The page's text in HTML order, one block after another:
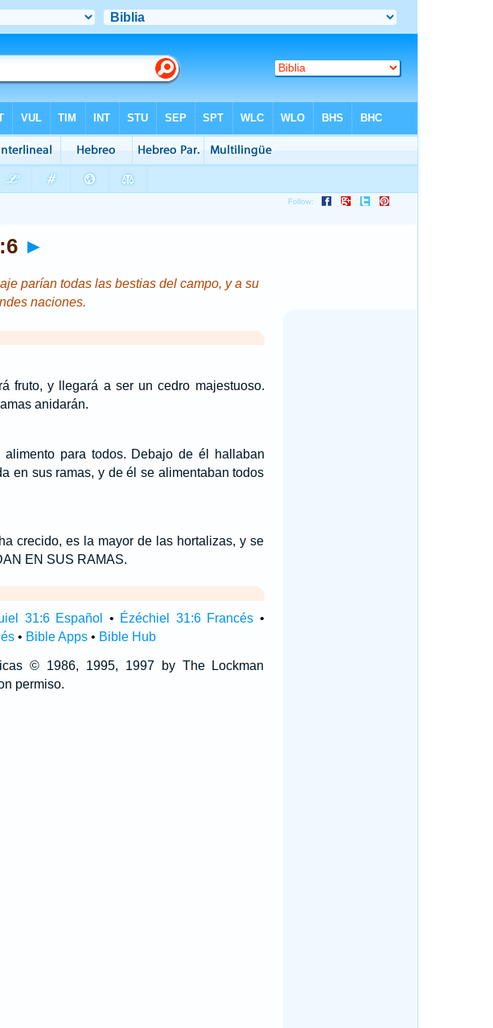
►
parían todas las bestias del campo, y a su
naciones.
fruto, y llegará a ser un cedro majestuoso.
anidarán.
alimento para todos. Debajo de él hallaban
en sus ramas, y de él se alimentaban todos
crecido, es la mayor de las hortalizas, y se
EN SUS RAMAS.
31:6 Español • Ézéchiel 31:6 Francés •
• Bible Apps• Bible Hub
© 1986, 1995, 1997 by The Lockman
permiso.